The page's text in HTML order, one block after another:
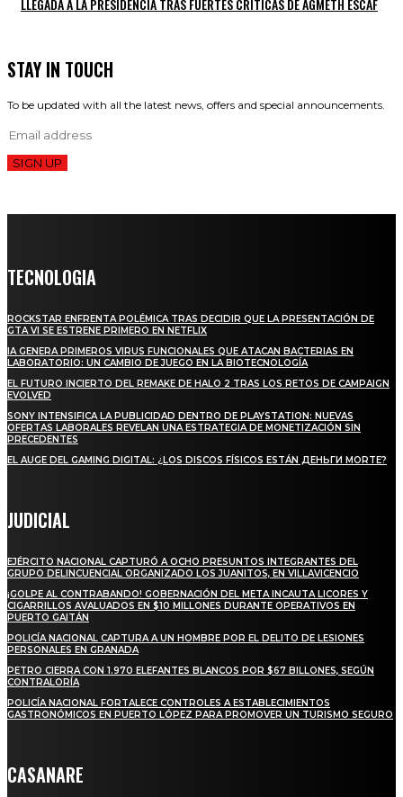
LLEGADA A LA PRESIDENCIA TRAS FUERTES CRÍTICAS DE AGMETH ESCAF
STAY IN TOUCH
To be updated with all the latest news, offers and special announcements.
SIGN UP
TECNOLOGIA
ROCKSTAR ENFRENTA POLÉMICA TRAS DECIDIR QUE LA PRESENTACIÓN DE
GTA VI SE ESTRENE PRIMERO EN NETFLIX
IA GENERA PRIMEROS VIRUS FUNCIONALES QUE ATACAN BACTERIAS EN
LABORATORIO: UN CAMBIO DE JUEGO EN LA BIOTECNOLOGÍA
EL FUTURO INCIERTO DEL REMAKE DE HALO 2 TRAS LOS RETOS DE CAMPAIGN
EVOLVED
SONY INTENSIFICA LA PUBLICIDAD DENTRO DE PLAYSTATION: NUEVAS
OFERTAS LABORALES REVELAN UNA ESTRATEGIA DE MONETIZACIÓN SIN
PRECEDENTES
EL AUGE DEL GAMING DIGITAL: ¿LOS DISCOS FÍSICOS ESTÁN ДЕНЬГИ MORTE?
JUDICIAL
EJÉRCITO NACIONAL CAPTURÓ A OCHO PRESUNTOS INTEGRANTES DEL
GRUPO DELINCUENCIAL ORGANIZADO LOS JUANITOS, EN VILLAVICENCIO
¡GOLPE AL CONTRABANDO! GOBERNACIÓN DEL META INCAUTA LICORES Y
CIGARRILLOS AVALUADOS EN $10 MILLONES DURANTE OPERATIVOS EN
PUERTO GAITÁN
POLICÍA NACIONAL CAPTURA A UN HOMBRE POR EL DELITO DE LESIONES
PERSONALES EN GRANADA
PETRO CIERRA CON 1.970 ELEFANTES BLANCOS POR $67 BILLONES, SEGÚN
CONTRALORÍA
POLICÍA NACIONAL FORTALECE CONTROLES A ESTABLECIMIENTOS
GASTRONÓMICOS EN PUERTO LÓPEZ PARA PROMOVER UN TURISMO SEGURO
CASANARE